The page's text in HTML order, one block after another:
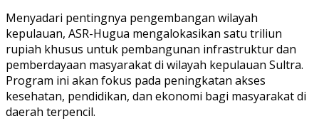
Menyadari pentingnya pengembangan wilayah
kepulauan, ASR-Hugua mengalokasikan satu triliun
rupiah khusus untuk pembangunan infrastruktur dan
pemberdayaan masyarakat di wilayah kepulauan Sultra.
Program ini akan fokus pada peningkatan akses
kesehatan, pendidikan, dan ekonomi bagi masyarakat di
daerah terpencil.